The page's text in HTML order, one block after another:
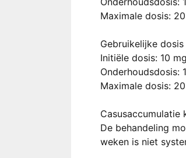
Maximale dosis:
Gebruikelijke
Initiële dosis: 10
Onderhoudsdosis:
Maximale dosis:
De behandeling
weken is niet